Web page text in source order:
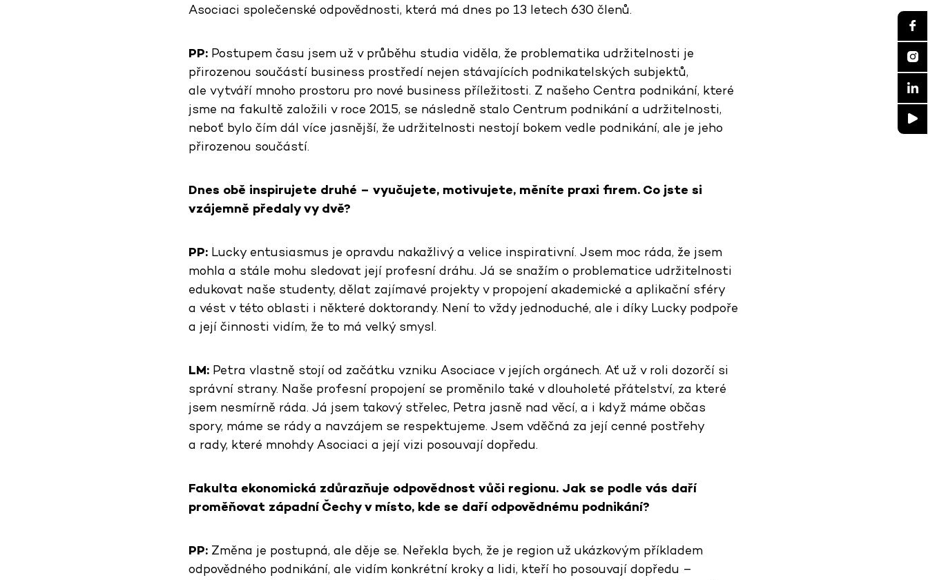
Asociaci společenské odpovědnosti, která má dnes po 13 letech 630 členů.
PP:Postupem času jsem už v průběhu studia viděla, že problematika udržitelnosti je
přirozenou součástí business prostředí nejen stávajících podnikatelských subjektů,
ale vytváří mnoho prostoru pro nové business příležitosti. Z našeho Centra podnikání, které
jsme na fakultě založili v roce 2015, se následně stalo Centrum podnikání a udržitelnosti,
neboť bylo čím dál více jasnější, že udržitelnosti nestojí bokem vedle podnikání, ale je jeho
přirozenou součástí.
Dnes obě inspirujete druhé – vyučujete, motivujete, měníte praxi firem. Co jste si
vzájemně předaly vy dvě?
PP:Lucky entusiasmus je opravdu nakažlivý a velice inspirativní. Jsem moc ráda, že jsem
mohla a stále mohu sledovat její profesní dráhu. Já se snažím o problematice udržitelnosti
edukovat naše studenty, dělat zajímavé projekty v propojení akademické a aplikační sféry
a vést v této oblasti i některé doktorandy. Není to vždy jednoduché, ale i díky Lucky podpoře
a její činnosti vidím, že to má velký smysl.
LM:Petra vlastně stojí od začátku vzniku Asociace v jejích orgánech. Ať už v roli dozorčí si
správní strany. Naše profesní propojení se proměnilo také v dlouholeté přátelství, za které
jsem nesmírně ráda. Já jsem takový střelec, Petra jasně nad věcí, a i když máme občas
spory, máme se rády a navzájem se respektujeme. Jsem vděčná za její cenné postřehy
a rady, které mnohdy Asociaci a její vizi posouvají dopředu.
Fakulta ekonomická zdůrazňuje odpovědnost vůči regionu. Jak se podle vás daří
proměňovat západní Čechy v místo, kde se daří odpovědnému podnikání?
PP:Změna je postupná, ale děje se. Neřekla bych, že je region už ukázkovým příkladem
odpovědného podnikání, ale vidím konkrétní kroky a lidi, kteří ho posouvají dopředu –